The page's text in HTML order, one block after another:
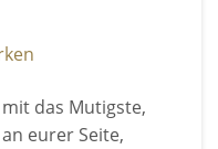
das Mutigste,
eurer Seite,